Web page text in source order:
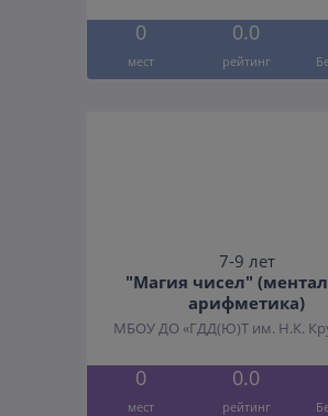
0 0.0
мест рейтинг
7-9 лет
"Магия чисел"
арифметика)
МБОУ ДО «ГДД(Ю)Т им. Н.К.
0 0.0
мест рейтинг